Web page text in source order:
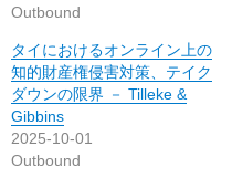
Outbound
タイにおけるオンライン上の
知的財産権侵害対策、テイク
ダウンの限界 － Tilleke &
Gibbins
2025-10-01
Outbound